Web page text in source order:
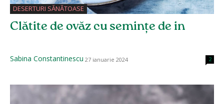
DESERTURI SĂNĂTOASE
Clătite de ovăz cu semințe de in
Sabina Constantinescu 27 ianuarie 2024 2